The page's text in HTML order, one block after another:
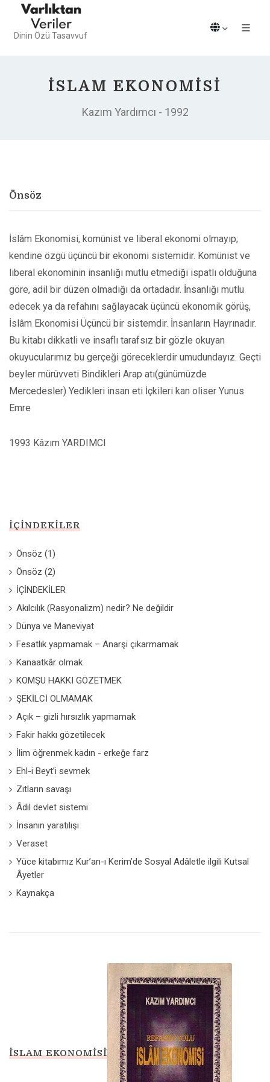
Dinin Özü Tasavvuf
İSLAM EKONOMISI
Kazım Yardımcı - 1992
Önsöz
İslâm Ekonomisi, komünist ve liberal ekonomi olmayıp;
kendine özgü üçüncü bir ekonomi sistemidir. Komünist ve
liberal ekonominin insanlığı mutlu etmediği ispatlı olduğuna
göre, adil bir düzen olmadığı da ortadadır. İnsanlığı mutlu
edecek ya da refahını sağlayacak üçüncü ekonomik görüş,
İslâm Ekonomisi Üçüncü bir sistemdir. İnsanların Hayrınadır.
Bu kitabı dikkatli ve insaflı tarafsız bir gözle okuyan
okuyucularımız bu gerçeği göreceklerdir umudundayız. Geçti
beyler mürüvveti Bindikleri Arap atı(günümüzde
Mercedesler) Yedikleri insan eti İçkileri kan oliser Yunus
Emre
1993 Kâzım YARDIMCI
İÇINDEKILER
Önsöz (1)
Önsöz (2)
İÇİNDEKİLER
Akılcılık (Rasyonalizm) nedir? Ne değildir
Dünya ve Maneviyat
Fesatlık yapmamak – Anarşi çıkarmamak
Kanaatkâr olmak
KOMŞU HAKKI GÖZETMEK
ŞEKİLCİ OLMAMAK
Açık – gizli hırsızlık yapmamak
Fakir hakkı gözetilecek
İlim öğrenmek kadın - erkeğe farz
Ehl-i Beyt’i sevmek
Zıtların savaşı
Âdil devlet sistemi
İnsanın yaratılışı
Veraset
Yüce kitabımız Kur’an-ı Kerim’de Sosyal Adâletle ilgili Kutsal
Âyetler
Kaynakça
İSLAM EKONOMISI